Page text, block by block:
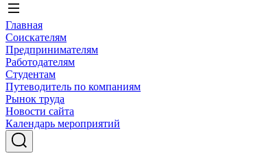
Главная
Соискателям
Предпринимателям
Работодателям
Студентам
Путеводитель по компаниям
Рынок труда
Новости сайта
Календарь мероприятий